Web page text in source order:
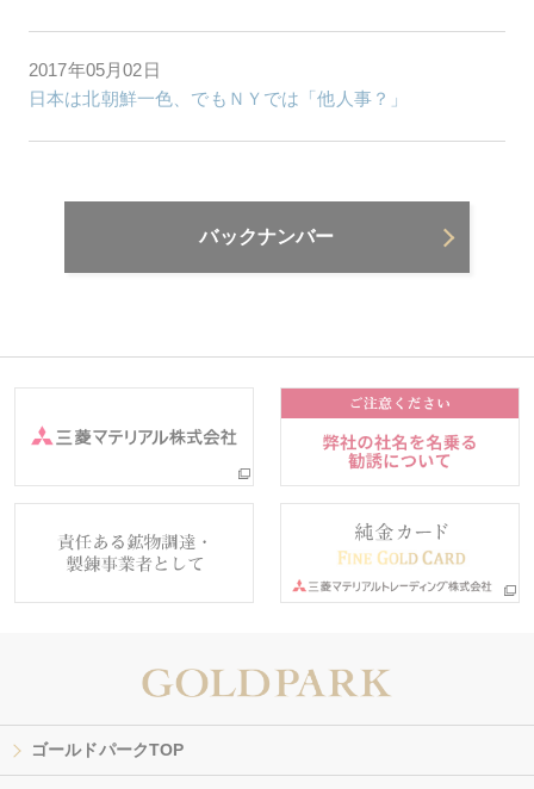
2017年05月02日
日本は北朝鮮一色、でもＮＹでは「他人事？」
バックナンバー
ゴールドパークTOP